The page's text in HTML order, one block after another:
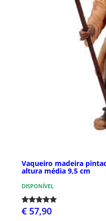
Vaqueiro madeira
altura média 9,5 cm
DISPONÍVEL
€ 57,90